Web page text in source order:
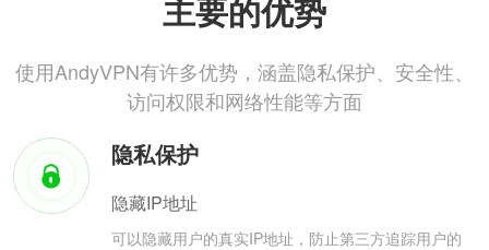
主要的优势
使用AndyVPN有许多优势，涵盖隐私保护、安全性、
访问权限和网络性能等方面
隐私保护
隐藏IP地址
可以隐藏用户的真实IP地址，防止第三方追踪用户的